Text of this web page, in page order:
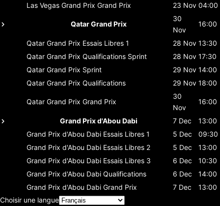
Las Vegas Grand Prix Grand Prix 23 Nov 04:00
Qatar Grand Prix
30
Nov
16:00
Qatar Grand Prix Essais Libres 1 28 Nov 13:30
Qatar Grand Prix Qualifications Sprint 28 Nov 17:30
Qatar Grand Prix Sprint 29 Nov 14:00
Qatar Grand Prix Qualifications 29 Nov 18:00
Qatar Grand Prix Grand Prix
30
Nov
16:00
Grand Prix d'Abou Dabi 7 Dec
13:00
Grand Prix d'Abou Dabi Essais Libres 1 5 Dec
09:30
Grand Prix d'Abou Dabi Essais Libres 2 5 Dec
13:00
Grand Prix d'Abou Dabi Essais Libres 3 6 Dec
10:30
Grand Prix d'Abou Dabi Qualifications 6 Dec
14:00
Grand Prix d'Abou Dabi Grand Prix 7 Dec
13:00
Choisir une langue